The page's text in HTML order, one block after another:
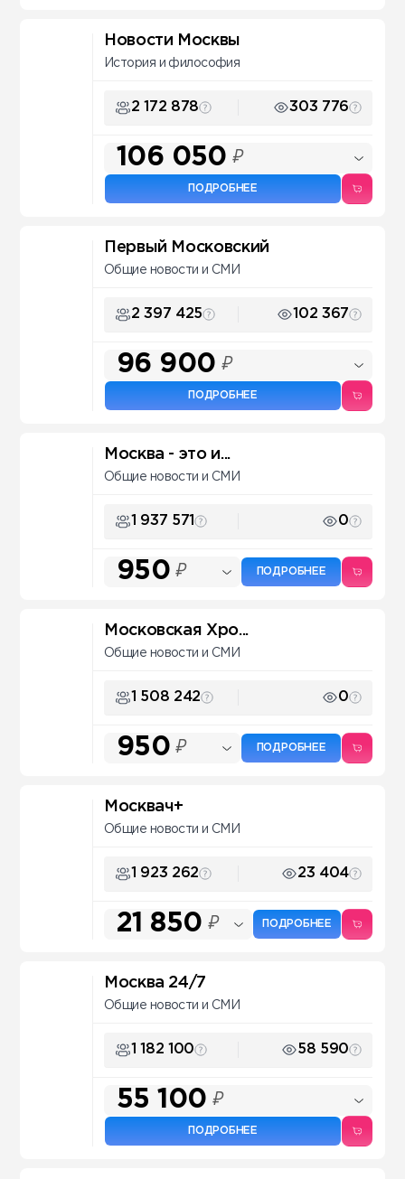
Новости Москвы
История и философия
2 172 878 303 776
106 050 ₽
ПОДРОБНЕЕ
Первый Московский
Общие новости и СМИ
2 397 425 102 367
96 900 ₽
ПОДРОБНЕЕ
Москва - это и...
Общие новости и СМИ
1 937 571 0
950 ₽ ПОДРОБНЕЕ
Московская Хро...
Общие новости и СМИ
1 508 242 0
950 ₽ ПОДРОБНЕЕ
Москвач+
Общие новости и СМИ
1 923 262 23 404
21 850 ₽ ПОДРОБНЕЕ
Москва 24/7
Общие новости и СМИ
1 182 100 58 590
55 100 ₽
ПОДРОБНЕЕ